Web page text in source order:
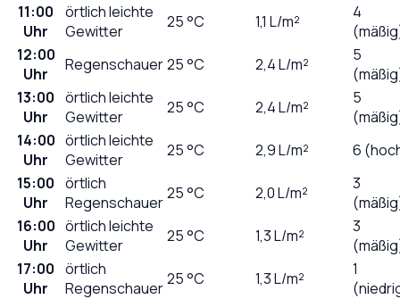
11:00
Uhr
örtlich leichte
Gewitter
25°C 1,1 L/m²
4
12:00
Uhr
Regenschauer25°C 2,4L/m²
5
13:00
Uhr
örtlich leichte
Gewitter
25°C 2,4L/m²
5
14:00
Uhr
örtlich leichte
Gewitter
25°C 2,9L/m²
6
15:00
Uhr
örtlich
Regenschauer25°C 2,0L/m²
3
16:00
Uhr
örtlich leichte
Gewitter
25°C 1,3L/m²
3
17:00
Uhr
örtlich
Regenschauer25°C 1,3L/m²
1